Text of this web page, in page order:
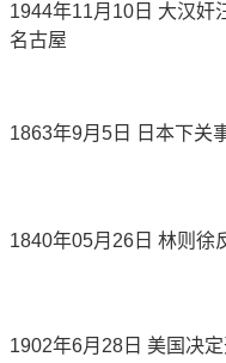
1944年11月10日 大汉奸
名古屋
1863年9月5日 日本下关
1840年05月26日 林则徐
1902年6月28日 美国决